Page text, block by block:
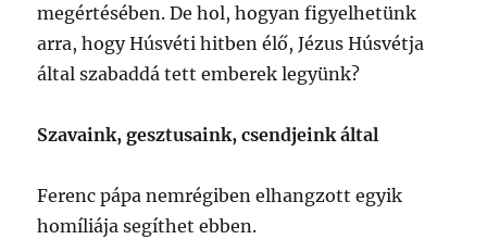
megértésében. De hol, hogyan figyelhetünk
arra, hogy Húsvéti hitben élő, Jézus Húsvétja
által szabaddá tett emberek legyünk?
Szavaink, gesztusaink, csendjeink által
Ferenc pápa nemrégiben elhangzott egyik
homíliája segíthet ebben.